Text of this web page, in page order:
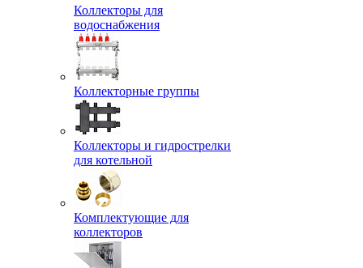
Коллекторы для
водоснабжения
Коллекторные группы
Коллекторы и гидрострелки
для котельной
Комплектующие для
коллекторов